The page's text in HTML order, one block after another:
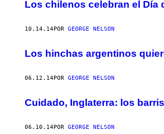
AUTHOR
Los chilenos celebran el Día
10.14.14POR GEORGE NELSON
Los hinchas argentinos
06.12.14POR GEORGE NELSON
Cuidado, Inglaterra: los
06.10.14POR GEORGE NELSON